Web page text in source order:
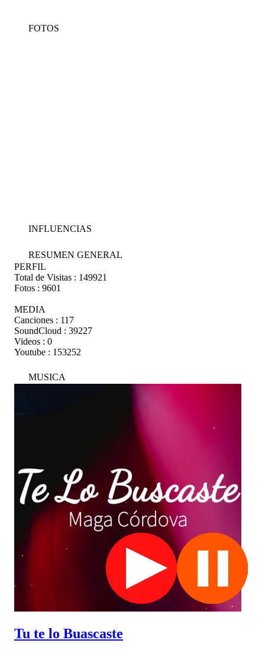
FOTOS
INFLUENCIAS
RESUMEN GENERAL
PERFIL
Total de Visitas : 149921
Fotos : 9601
MEDIA
Canciones : 117
SoundCloud : 39227
Videos : 0
Youtube : 153252
MUSICA
Tu te lo Buascaste